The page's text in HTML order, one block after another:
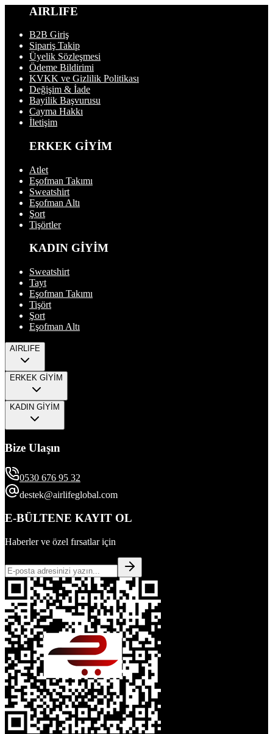
AIRLIFE
B2B Giriş
Sipariş Takip
Üyelik Sözleşmesi
Ödeme Bildirimi
KVKK ve Gizlilik Politikası
Değişim & İade
Bayilik Başvurusu
Cayma Hakkı
İletişim
ERKEK GİYİM
Atlet
Eşofman Takımı
Sweatshirt
Eşofman Altı
Şort
Tişörtler
KADIN GİYİM
Sweatshirt
Tayt
Eşofman Takımı
Tişört
Şort
Eşofman Altı
AIRLIFE
ERKEK GİYİM
KADIN GİYİM
Bize Ulaşın
0530 676 95 32
destek@airlifeglobal.com
E-BÜLTENE KAYIT OL
Haberler ve özel fırsatlar için